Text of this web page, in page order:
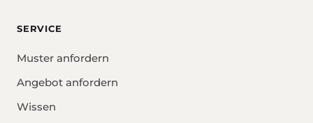
SERVICE
Muster anfordern
Angebot anfordern
Wissen